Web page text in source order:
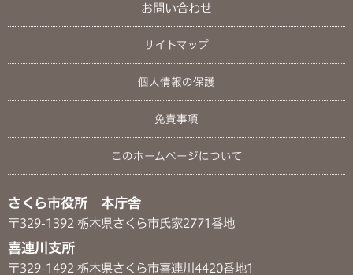
お問い合わせ
サイトマップ
個人情報の保護
免責事項
このホームページについて
さくら市役所 本庁舎
〒329-1392 栃木県さくら市氏家2771番地
喜連川支所
〒329-1492 栃木県さくら市喜連川4420番地1